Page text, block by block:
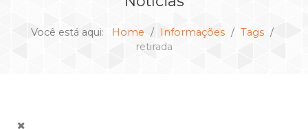
Você está aqui: Home Informações
Tags
retirada